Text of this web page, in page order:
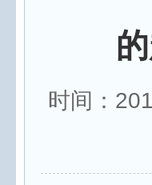
时间：